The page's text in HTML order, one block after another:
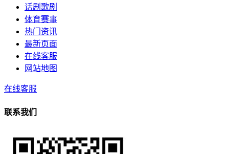
话剧歌剧
体育赛事
热门资讯
最新页面
在线客服
网站地图
在线客服
联系我们